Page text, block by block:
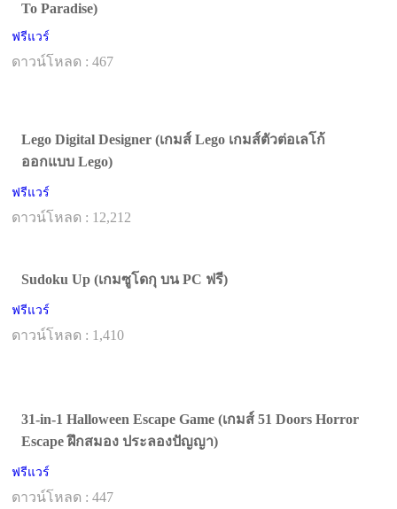
To Paradise)
ฟรีแวร์
ดาวน์โหลด : 467
Lego Digital Designer (เกมส์ Lego เกมส์ตัวต่อเลโก้
ออกแบบ Lego)
ฟรีแวร์
ดาวน์โหลด : 12,212
Sudoku Up (เกมซูโดกุ บน PC ฟรี)
ฟรีแวร์
ดาวน์โหลด : 1,410
31-in-1 Halloween Escape Game (เกมส์ 51 Doors Horror
Escape ฝึกสมอง ประลองปัญญา)
ฟรีแวร์
ดาวน์โหลด : 447